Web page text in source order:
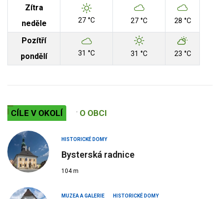
Zítra
neděle
27 °C 27 °C 28 °C
Pozítří
pondělí
31 °C 31 °C 23 °C
CÍLE V OKOLÍ O OBCI
HISTORICKÉ DOMY
Bysterská radnice
104 m
MUZEA A GALERIE HISTORICKÉ DOMY